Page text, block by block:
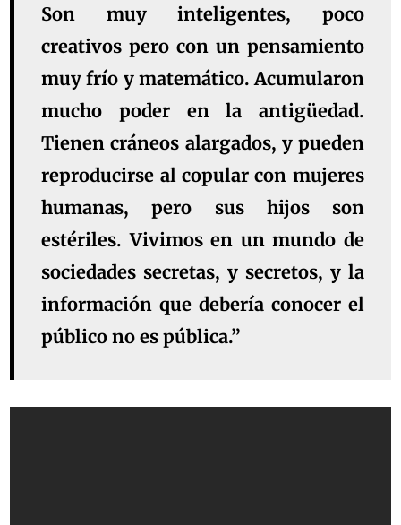
Son muy inteligentes, poco
creativos pero con un pensamiento
muy frío y matemático. Acumularon
mucho poder en la antigüedad.
Tienen cráneos alargados, y pueden
reproducirse al copular con mujeres
humanas, pero sus hijos son
estériles. Vivimos en un mundo de
sociedades secretas, y secretos, y la
información que debería conocer el
público no es pública.”